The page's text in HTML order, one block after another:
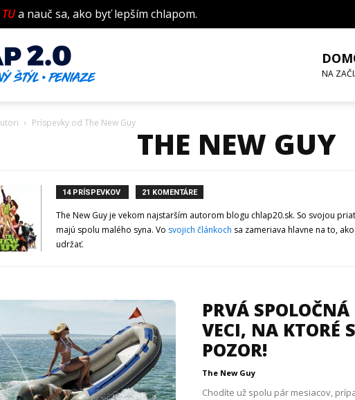
a nauč sa, ako byť lepším chlapom.
NA
Príspevky od The New Guy
THE NEW GUY
14 PRÍSPEVKOV 21 KOMENTÁRE
The New Guy je vekom najstarším autorom blogu chlap20.sk. So svojou
majú spolu malého syna. Vo svojich článkoch sa zameriava hlavne na to,
udržať.
PRVÁ
VECI, NA KTORÉ
POZOR!
The New Guy
Chodíte už spolu pár mesiacov,